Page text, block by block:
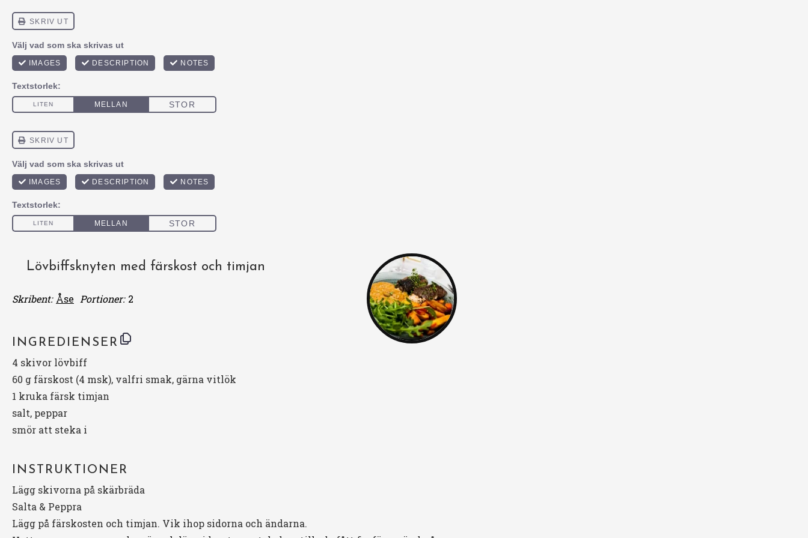
Lövbiffsknyten med färskost och timjan
Skribent: Åse Portioner: 2
INGREDIENSER
4 skivor lövbiff
60 g färskost (4 msk), valfri smak, gärna vitlök
1 kruka färsk timjan
salt, peppar
smör att steka i
INSTRUKTIONER
Lägg skivorna på skärbräda
Salta & Peppra
Lägg på färskosten och timjan. Vik ihop sidorna och ändarna.